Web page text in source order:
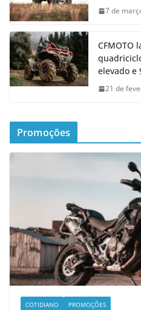
7 de
CFMOTO
elevado e
21 de
Promoções
COTIDIANO PROMOÇÕES